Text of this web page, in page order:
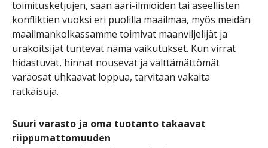
toimitusketjujen, sään ääri-ilmiöiden tai aseellisten
konfliktien vuoksi eri puolilla maailmaa, myös meidän
maailmankolkassamme toimivat maanviljelijät ja
urakoitsijat tuntevat nämä vaikutukset. Kun virrat
hidastuvat, hinnat nousevat ja välttämättömät
varaosat uhkaavat loppua, tarvitaan vakaita
ratkaisuja.
Suuri varasto ja oma tuotanto takaavat
riippumattomuuden